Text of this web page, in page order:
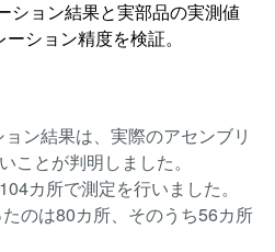
ション結果と実部品の実測値
ション精度を検証。
ン結果は、実際のアセンブリ
ことが判明しました。
カ所で測定を行いました。
のは80カ所、そのうち56カ所